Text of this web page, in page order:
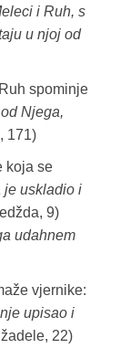
i Ruh, s
u njoj od
spominje
Njega,
171)
koja se
je uskladio i
9)
udahnem
vjernike:
upisao i
22)